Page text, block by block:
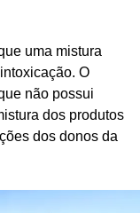
uma mistura
O
não possui
dos produtos
dos donos da